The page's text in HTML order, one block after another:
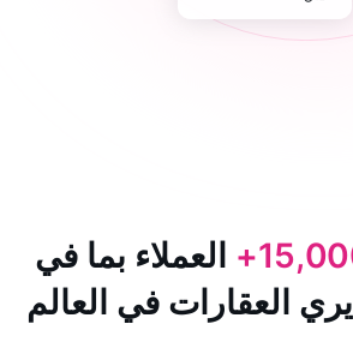
العملاء بما في
في العالم